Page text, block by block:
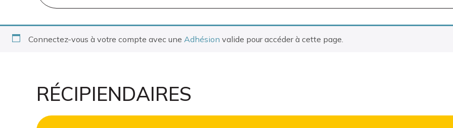
Connectez-vous à votre compte avec une Adhésion valide pour accéder à cette page.
RÉCIPIENDAIRES